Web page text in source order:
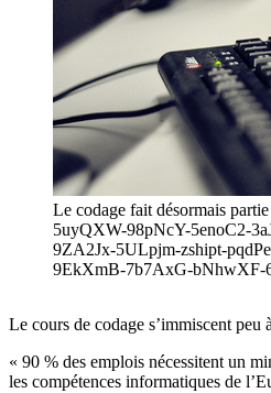
Le codage fait désormais
5uyQXW-98pNcY-5enoC2-
9ZA2Jx-5ULpjm-zshipt-
9EkXmB-7b7AxG-bNhwXF-
Le cours de codage s’immiscent
« 90 % des emplois nécessitent un
les compétences informatiques de